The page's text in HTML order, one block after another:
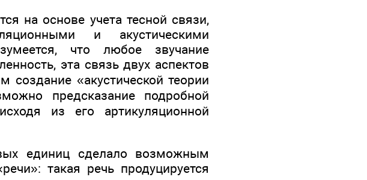
на основе учета тесной связи,
и акустическими
что любое звучание
эта связь двух аспектов
создание «акустической теории
предсказание подробной
из его артикуляционной
единиц сделало возможным
такая речь продуцируется